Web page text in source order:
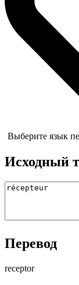
Выберите язык
Исходный
Перевод
receptor